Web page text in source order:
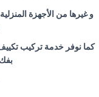
و غيرها من الأجهزة
كما نوفر خدمة تركيب